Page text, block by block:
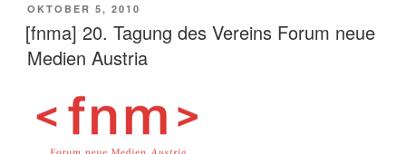
VERÖFFENTLICHT
AM
OKTOBER 5, 2010
[fnma] 20. Tagung des Vereins Forum neue
Medien Austria